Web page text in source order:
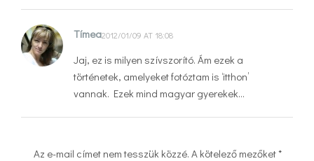
Tímea2012/01/09 AT 18:08
Jaj, ez is milyen szívszorító. Ám ezek a
történetek, amelyeket fotóztam is ‘itthon’
vannak. Ezek mind magyar gyerekek…
Az e-mail címet nem tesszük közzé. A kötelező mezőket*